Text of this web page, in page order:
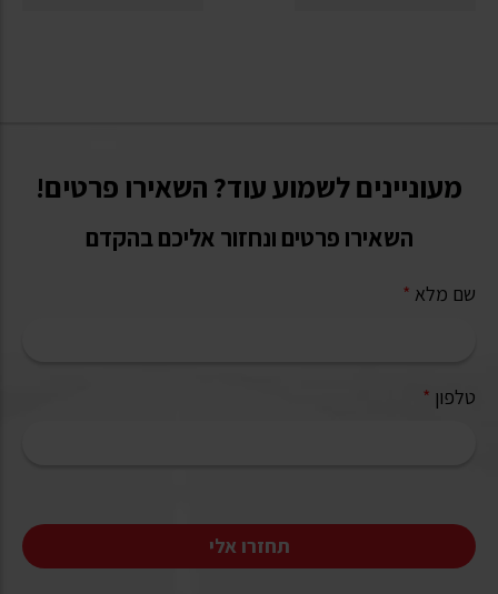
מעוניינים לשמוע עוד? השאירו פרטים!
השאירו פרטים ונחזור אליכם בהקדם
שם מלא *
טלפון *
תחזרו אלי